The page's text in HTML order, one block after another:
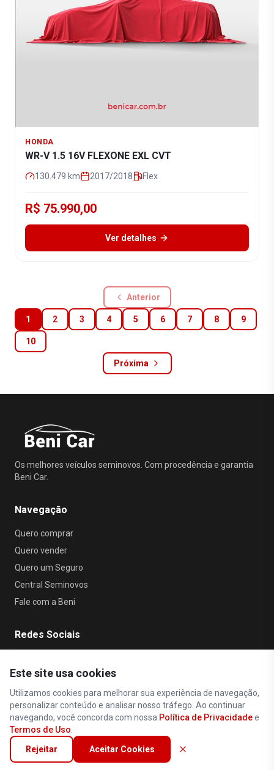
Este site usa cookies
Utilizamos cookies para melhorar sua experiência de navegação,
personalizar conteúdo e analisar nosso tráfego. Ao continuar
navegando, você concorda com nossa Política de Privacidadee
Termos de Uso
Rejeitar
Aceitar Cookies
HONDA
WR-V 1.5 16V FLEXONE EXL CVT
130.479 km 2017/2018 Flex
R$ 75.990,00
Ver detalhes
Anterior
1 2 3 4 5 6 7 8 9
10
Próxima
Os melhores veículos seminovos. Com procedência e garantia
Beni Car.
Navegação
Quero comprar
Quero vender
Quero um Seguro
Central Seminovos
Fale com a Beni
Redes Sociais
Política de Privacidade•Termos de Uso
•